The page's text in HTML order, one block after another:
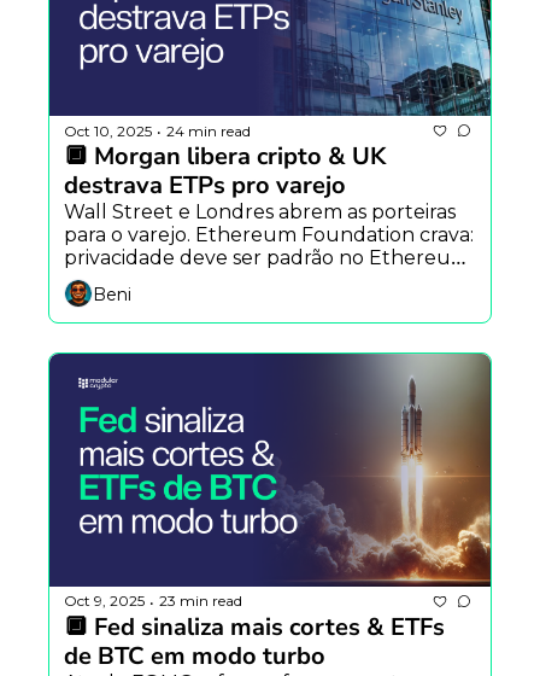
Oct 10, 2025 • 24 min read
🔲 Morgan libera cripto & UK
destrava ETPs pro varejo
Wall Street e Londres abrem as porteiras
para o varejo. Ethereum Foundation crava:
privacidade deve ser padrão no Ethereum
e atividade on-chain ferve com ETFs e
RWA na rede.
Beni
Oct 9, 2025 • 23 min read
🔲 Fed sinaliza mais cortes & ETFs
de BTC em modo turbo